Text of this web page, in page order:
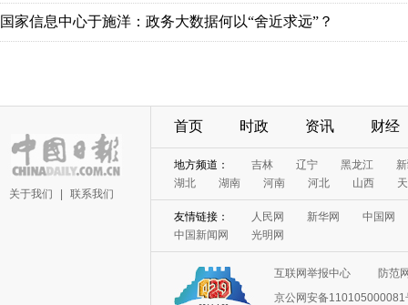
国家信息中心于施洋：政务大数据何以“舍近求远”？
关于我们 联系我们
首页 时政 资讯 财经
地方频道： 吉林 辽宁 黑龙江
湖北
湖南 河南 河北 山西
友情链接： 人民网 新华网
中国网
中国新闻网
光明网
互联网举报中心
防范
京公网安备110105000081